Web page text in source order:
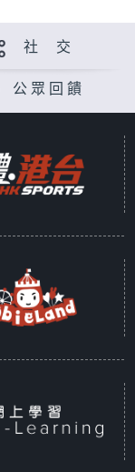
社 交
公眾回饋